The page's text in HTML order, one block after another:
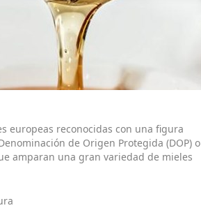
europeas reconocidas con una figura
de Origen Protegida (DOP) o
amparan una gran variedad de mieles